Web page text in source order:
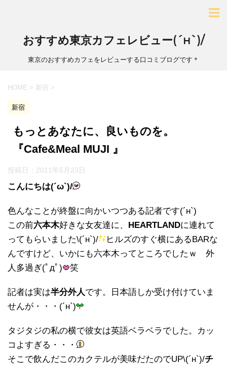
おすすめ東京カフェレビュー(´н`)/
東京のおすすめカフェをレビューする口コミブログです＊
HOME > 新宿 >
新宿
もっとあなたに、良いものを。
『Cafe&Meal MUJI 』
投稿日： 2011年5月23日
こんにちは(´ω`)/
色んなことが終盤に向かいつつある記者です(´н`)
この前六本木好きな女友達に、 HEARTLANDに連れて
ってもらいました\(´н`)/
ヒルズのすぐ横にあるBARな
んですけど、いかにも六本木ってところでしたｗ 外
人多過ぎ(ﾟдﾟ)
笑
記者は実は半分外人です。日本語しか受け付けていま
せんが・・・(´н`)
タジタジの私の横で彼女は英語ベラベラでした。カッ
コよすぎる・・・
そこで飲んだこのカクテルが美味だたのでUP\(´н`)/チ